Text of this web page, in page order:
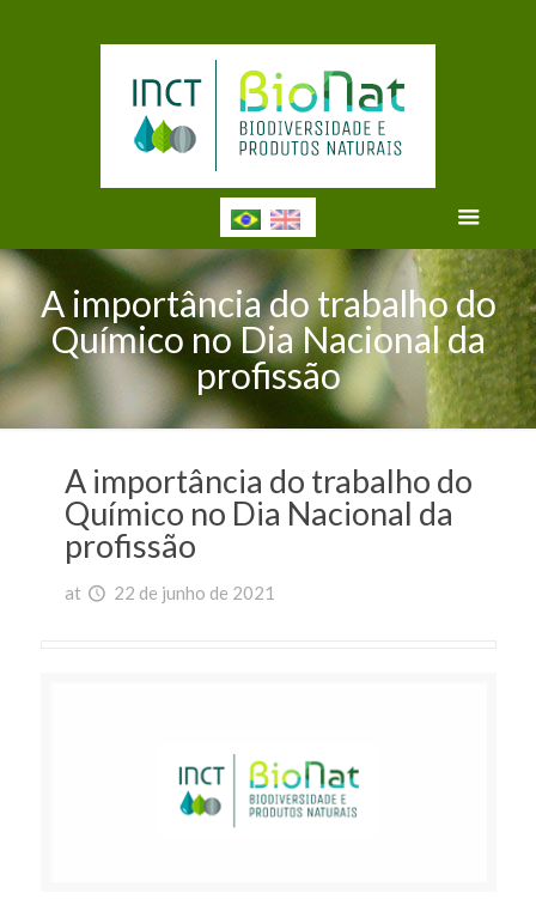
A importância do trabalho do
Químico no Dia Nacional da
profissão
A importância do trabalho do
Químico no Dia Nacional da
profissão
at 22 de junho de 2021